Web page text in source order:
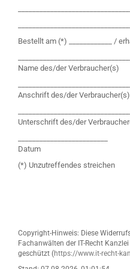
Bestellt am (*) ____________ /
Name des/der Verbraucher(s)
Anschrift des/der Verbraucher(s)
Unterschrift des/der
Datum
(*) Unzutreffendes streichen
Copyright-Hinweis: Diese
Fachanwälten der IT-Recht
geschützt (https://www.it-recht-